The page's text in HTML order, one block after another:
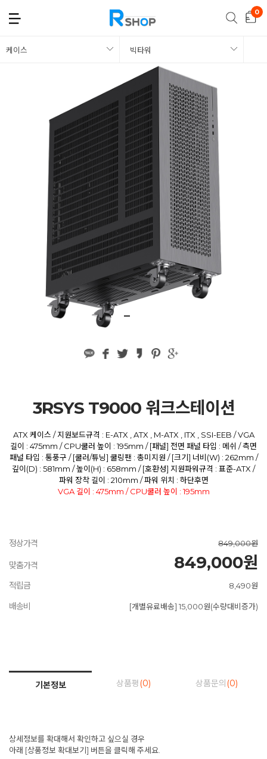
케이스 빅타워
3RSYS T9000 워크스테이션
ATX 케이스 / 지원보드규격 : E-ATX , ATX , M-ATX , ITX , SSI-EEB / VGA
길이 : 475mm / CPU쿨러 높이 : 195mm / [패널] 전면 패널 타입 : 메쉬 / 측면
패널 타입 : 통풍구 / [쿨러/튜닝] 쿨링팬 : 총미지원 / [크기] 너비(W) : 262mm /
깊이(D) : 581mm / 높이(H) : 658mm / [호환성] 지원파워규격 : 표준-ATX /
파워 장착 길이 : 210mm / 파워 위치 : 하단후면
VGA 길이 : 475mm / CPU쿨러 높이 : 195mm
정상가격 849,000원
맞춤가격 849,000원
적립금 8,490원
배송비 [개별유료배송] 15,000원(수량대비증가)
기본정보 상품평 (0) 상품문의 (0)
상세정보를 확대해서 확인하고 싶으실 경우
아래 [상품정보 확대보기] 버튼을 클릭해 주세요.